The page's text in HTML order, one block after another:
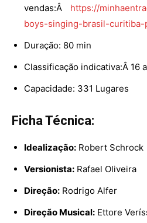
vendas:Â https://
boys-singing-brasil-curitiba-
Duração: 80 min
Classificação indicativa:Â 16
Capacidade: 331 Lugares
Ficha Técnica:
Idealização: Robert Schrock
Versionista: Rafael Oliveira
Direção: Rodrigo Alfer
Direção Musical: Ettore